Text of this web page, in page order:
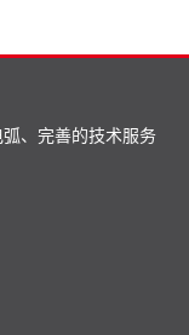
、完善的技术服务